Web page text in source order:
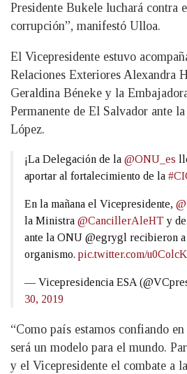
Presidente Bukele luchará contra
corrupción”, manifestó Ulloa.
El Vicepresidente estuvo
Relaciones Exteriores Alexandra
Geraldina Béneke y la
Permanente de El Salvador ante
López.
¡La Delegación de la @ONU_es
aportar al fortalecimiento de la
En la mañana el Vicepresidente,
la Ministra @CancillerAleHT y
ante la ONU @egrygl recibieron
organismo. pic.twitter.com/
— Vicepresidencia ESA
30, 2019
“Como país estamos confiando
será un modelo para el mundo.
y el Vicepresidente el combate a